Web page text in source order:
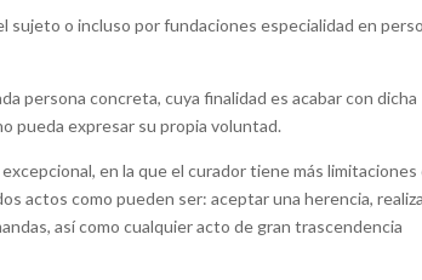
o incluso por fundaciones especialidad en
persona concreta, cuya finalidad es acabar con dicha
pueda expresar su propia voluntad.
en la que el curador tiene más limitaciones
actos como pueden ser: aceptar una herencia,
así como cualquier acto de gran trascendencia